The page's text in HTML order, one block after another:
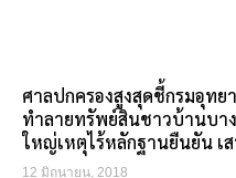
ศาลปกครองสูงสุดชี้กรมอุทย
ทำลายทรัพย์สินชาวบ้านบา
ใหญ่เหตุไร้หลักฐานยืนยัน
12 มิถุนายน, 2018